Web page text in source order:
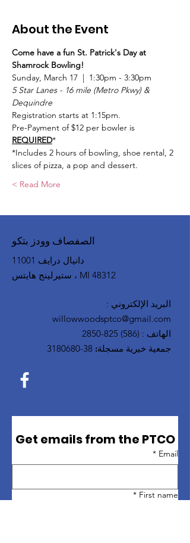
About the Event
Come have a fun St. Patrick's Day at
Shamrock Bowling!
Sunday, March 17  |  1:30pm - 3:30pm
5 Star Lanes - 16 mile (Metro Pkwy) &
Dequindre
Registration starts at 1:15pm.
Pre-Payment of $12 per bowler is
REQUIRED*
*Includes 2 hours of bowling, shoe rental, 2
slices of pizza, a pop and dessert.
Read More >
الصفصاف وودز بتكو
11001 دانيال درايف
ستيرلينج هايتس ، MI 48312
البريد الإلكتروني :
willowwoodsptco@gmail.com
الهاتف :
(586) 825-2850
جمعية خيرية مسجلة: 38-3180680
Get emails from the PTCO
Email
*
First name
*